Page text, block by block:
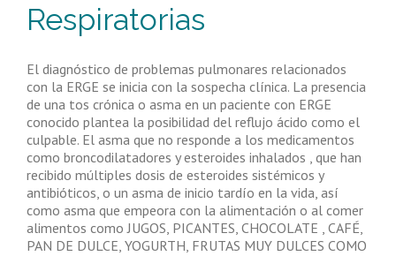
Respiratorias
El diagnóstico de problemas pulmonares relacionados
con la ERGE se inicia con la sospecha clínica. La presencia
de una tos crónica o asma en un paciente con ERGE
conocido plantea la posibilidad del reflujo ácido como el
culpable. El asma que no responde a los medicamentos
como broncodilatadores y esteroides inhalados , que han
recibido múltiples dosis de esteroides sistémicos y
antibióticos, o un asma de inicio tardío en la vida, así
como asma que empeora con la alimentación o al comer
alimentos como JUGOS, PICANTES, CHOCOLATE , CAFÉ,
PAN DE DULCE, YOGURTH, FRUTAS MUY DULCES COMO